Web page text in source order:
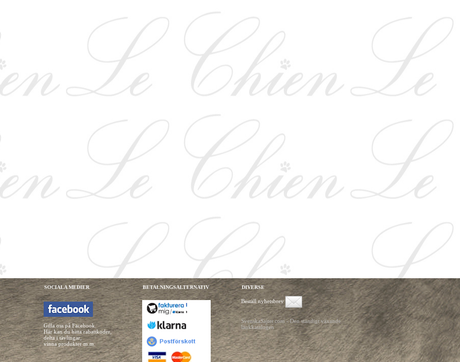
SOCIALA MEDIER
Gilla oss på Facebook.
Här kan du hitta rabattkoder,
delta i tävlingar,
vinna produkter m.m.
BETALNINGSALTERNATIV DIVERSE
Beställ nyhetsbrev
SvenskaSajter.com - Den ständigt växande
länkkatalogen